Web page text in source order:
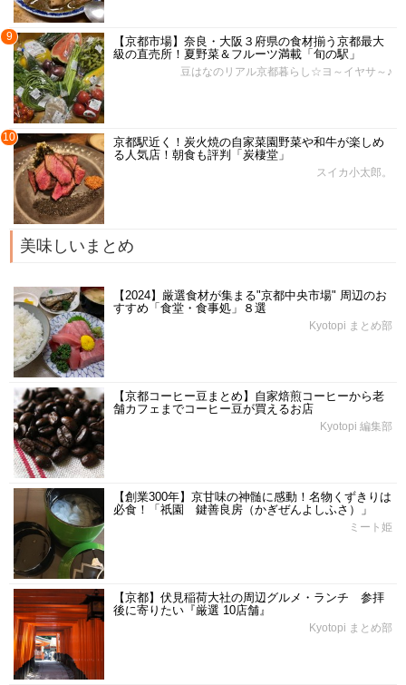
9
【京都市場】奈良・大阪３府県の食材揃う京都最大
級の直売所！夏野菜＆フルーツ満載「旬の駅」
豆はなのリアル京都暮らし☆ヨ～イヤサ～♪
10
京都駅近く！炭火焼の自家菜園野菜や和牛が楽しめ
る人気店！朝食も評判「炭棲堂」
スイカ小太郎。
美味しいまとめ
【2024】厳選食材が集まる"京都中央市場" 周辺のお
すすめ「食堂・食事処」８選
Kyotopi まとめ部
【京都コーヒー豆まとめ】自家焙煎コーヒーから老
舗カフェまでコーヒー豆が買えるお店
Kyotopi 編集部
【創業300年】京甘味の神髄に感動！名物くずきりは
必食！「祇園 鍵善良房（かぎぜんよしふさ）」
ミート姫
【京都】伏見稲荷大社の周辺グルメ・ランチ 参拝
後に寄りたい『厳選 10店舗』
Kyotopi まとめ部